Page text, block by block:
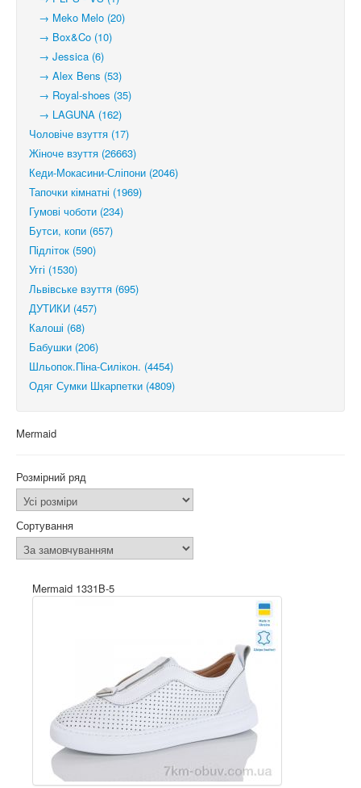
→ Meko Melo (20)
→ Box&Co (10)
→ Jessica (6)
→ Alex Bens (53)
→ Royal-shoes (35)
→ LAGUNA (162)
Чоловіче взуття (17)
Жіноче взуття (26663)
Кеди-Мокасини-Сліпони (2046)
Тапочки кімнатні (1969)
Гумові чоботи (234)
Бутси, копи (657)
Підліток (590)
Уггі (1530)
Львівське взуття (695)
ДУТИКИ (457)
Калоші (68)
Бабушки (206)
Шльопок.Піна-Силікон. (4454)
Одяг Сумки Шкарпетки (4809)
Mermaid
Розмірний ряд
Сортування
Mermaid 1331B-5